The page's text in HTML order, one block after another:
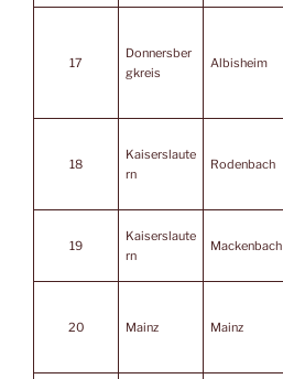
17
Donnersber
gkreis
Albisheim
18
Kaiserslaute
rn
Rodenbach
19
Kaiserslaute
rn
Mackenbach
20 Mainz Mainz